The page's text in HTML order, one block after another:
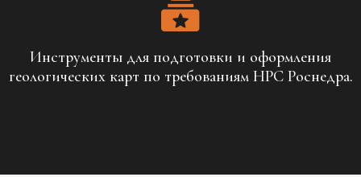
Инструменты для подготовки и оформления
геологических карт по требованиям НРС Роснедра.